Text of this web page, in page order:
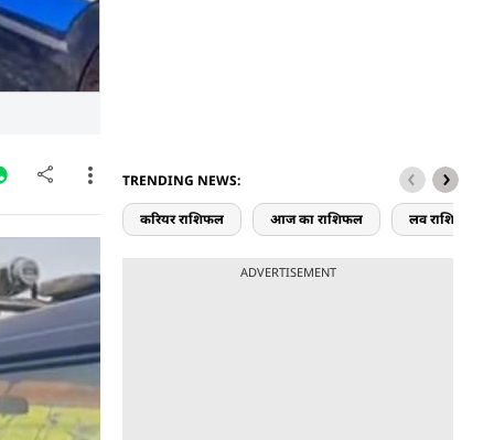
खुद ही
हर
TRENDING NEWS:
करियर राशिफल आज का राशिफल लव राशिफल
ADVERTISEMENT